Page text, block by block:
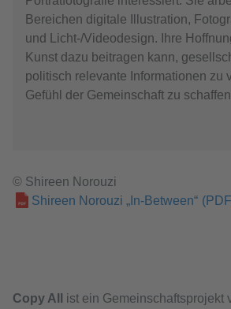
Bereichen digitale Illustration,
und Licht-/Videodesign. Ihre
Kunst dazu beitragen kann,
politisch relevante Informationen zu
Gefühl der Gemeinschaft zu
© Shireen Norouzi
Shireen Norouzi „In-Between“
Copy All ist ein Gemeinschaftsprojekt